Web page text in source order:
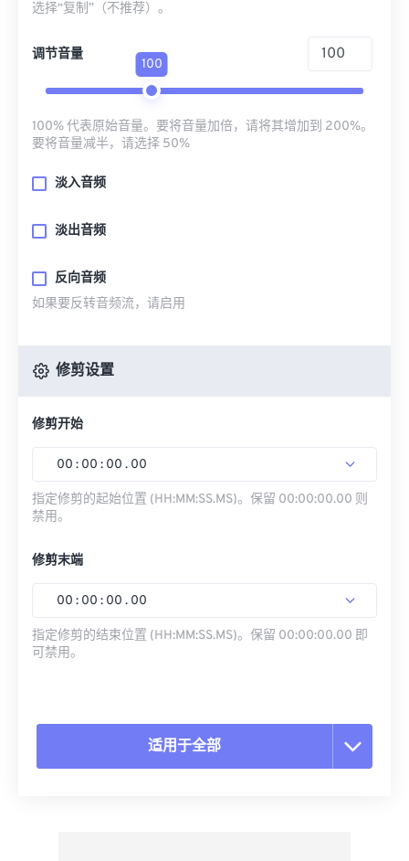
选择“复制”（不推荐）。
调节音量
100
100% 代表原始音量。要将音量加倍，请将其增加到 200%。
要将音量减半，请选择 50%
淡入音频
淡出音频
反向音频
如果要反转音频流，请启用
修剪设置
修剪开始
00 : 00 : 00 . 00
指定修剪的起始位置 (HH:MM:SS.MS)。保留 00:00:00.00 则
禁用。
修剪末端
00 : 00 : 00 . 00
指定修剪的结束位置 (HH:MM:SS.MS)。保留 00:00:00.00 即
可禁用。
适用于全部